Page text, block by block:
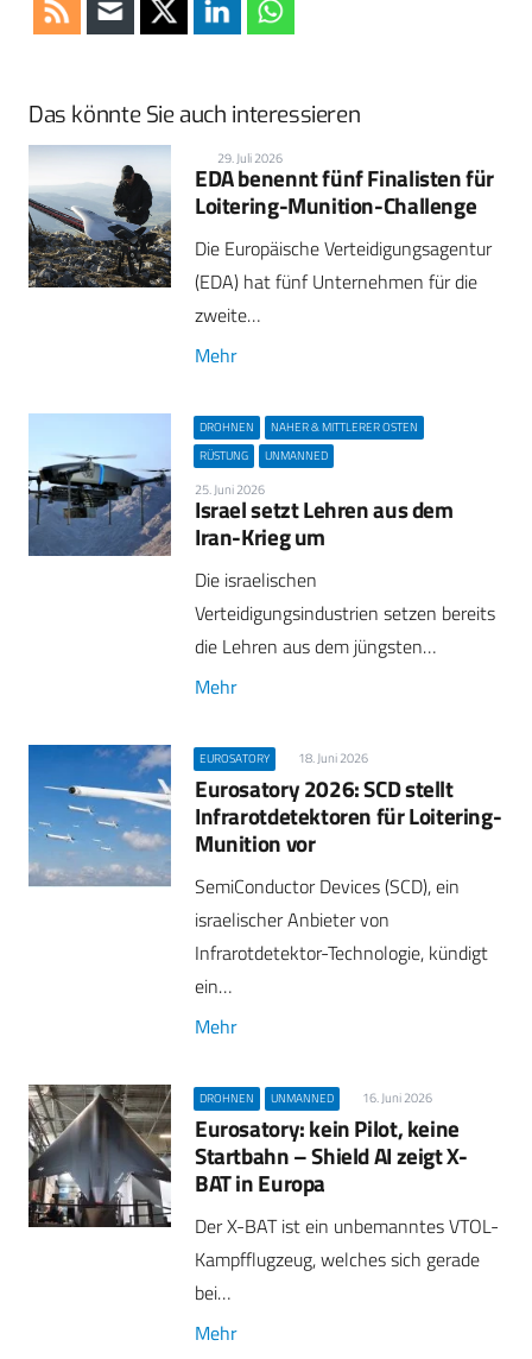
Das könnte Sie auch interessieren
29. Juli 2026
EDA benennt fünf Finalisten für
Loitering-Munition-Challenge
Die Europäische Verteidigungsagentur
(EDA) hat fünf Unternehmen für die
zweite…
Mehr
DROHNEN
NAHER & MITTLERER OSTEN
RÜSTUNG
UNMANNED
25. Juni 2026
Israel setzt Lehren aus dem
Iran-Krieg um
Die israelischen
Verteidigungsindustrien setzen bereits
die Lehren aus dem jüngsten…
Mehr
EUROSATORY 18. Juni 2026
Eurosatory 2026: SCD stellt
Infrarotdetektoren für Loitering-
Munition vor
SemiConductor Devices (SCD), ein
israelischer Anbieter von
Infrarotdetektor-Technologie, kündigt
ein…
Mehr
DROHNEN UNMANNED 16. Juni 2026
Eurosatory: kein Pilot, keine
Startbahn – Shield AI zeigt X-
BAT in Europa
Der X-BAT ist ein unbemanntes VTOL-
Kampfflugzeug, welches sich gerade
bei…
Mehr